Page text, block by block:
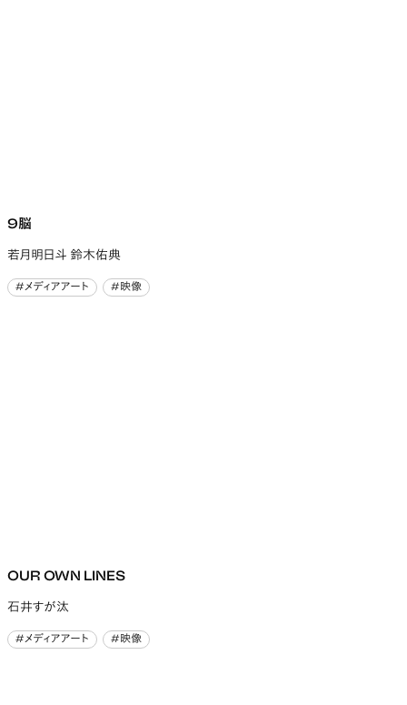
9脳
若月明日斗 鈴木佑典
#メディアアート
#映像
OUR OWN LINES
石井すが汰
#メディアアート
#映像